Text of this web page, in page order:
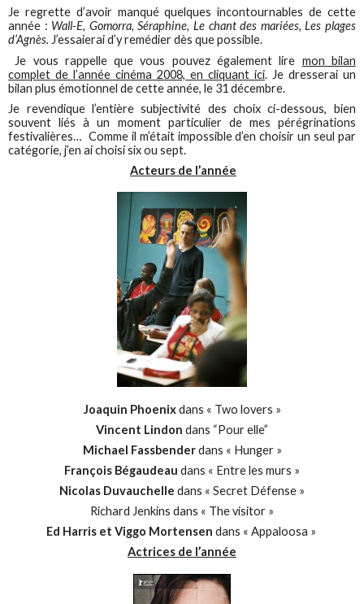
Je regrette d’avoir manqué quelques incontournables de cette
année : Wall-E, Gomorra, Séraphine, Le chant des mariées, Les plages
d’Agnès. J’essaierai d’y remédier dès que possible.
Je vous rappelle que vous pouvez également lire mon bilan
complet de l’année cinéma 2008, en cliquant ici. Je dresserai un
bilan plus émotionnel de cette année, le 31 décembre.
Je revendique l’entière subjectivité des choix ci-dessous, bien
souvent liés à un moment particulier de mes pérégrinations
festivalières… Comme il m’était impossible d’en choisir un seul par
catégorie, j’en ai choisi six ou sept.
Acteurs de l’année
Joaquin Phoenixdans « Two lovers »
Vincent Lindon dans “Pour elle”
Michael Fassbenderdans « Hunger »
François Bégaudeau dans « Entre les murs »
Nicolas Duvauchelle dans « Secret Défense »
Richard Jenkins dans « The visitor »
Ed Harris et Viggo Mortensen dans « Appaloosa »
Actrices de l’année